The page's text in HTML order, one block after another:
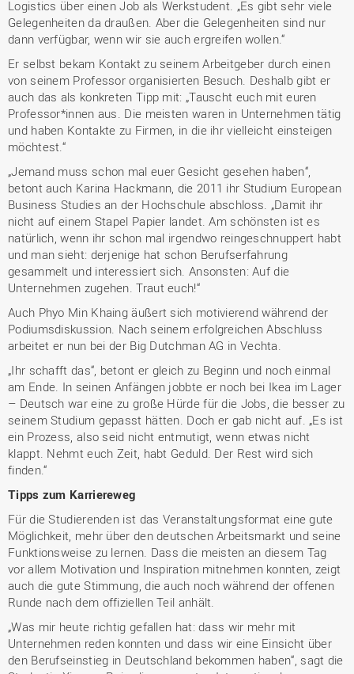
Logistics über einen Job als Werkstudent. „Es gibt sehr viele
Gelegenheiten da draußen. Aber die Gelegenheiten sind nur
dann verfügbar, wenn wir sie auch ergreifen wollen.“
Er selbst bekam Kontakt zu seinem Arbeitgeber durch einen
von seinem Professor organisierten Besuch. Deshalb gibt er
auch das als konkreten Tipp mit: „Tauscht euch mit euren
Professor*innen aus. Die meisten waren in Unternehmen tätig
und haben Kontakte zu Firmen, in die ihr vielleicht einsteigen
möchtest.“
„Jemand muss schon mal euer Gesicht gesehen haben“,
betont auch Karina Hackmann, die 2011 ihr Studium European
Business Studies an der Hochschule abschloss. „Damit ihr
nicht auf einem Stapel Papier landet. Am schönsten ist es
natürlich, wenn ihr schon mal irgendwo reingeschnuppert habt
und man sieht: derjenige hat schon Berufserfahrung
gesammelt und interessiert sich. Ansonsten: Auf die
Unternehmen zugehen. Traut euch!“
Auch Phyo Min Khaing äußert sich motivierend während der
Podiumsdiskussion. Nach seinem erfolgreichen Abschluss
arbeitet er nun bei der Big Dutchman AG in Vechta.
„Ihr schafft das“, betont er gleich zu Beginn und noch einmal
am Ende. In seinen Anfängen jobbte er noch bei Ikea im Lager
– Deutsch war eine zu große Hürde für die Jobs, die besser zu
seinem Studium gepasst hätten. Doch er gab nicht auf. „Es ist
ein Prozess, also seid nicht entmutigt, wenn etwas nicht
klappt. Nehmt euch Zeit, habt Geduld. Der Rest wird sich
finden.“
Tipps zum Karriereweg
Für die Studierenden ist das Veranstaltungsformat eine gute
Möglichkeit, mehr über den deutschen Arbeitsmarkt und seine
Funktionsweise zu lernen. Dass die meisten an diesem Tag
vor allem Motivation und Inspiration mitnehmen konnten, zeigt
auch die gute Stimmung, die auch noch während der offenen
Runde nach dem offiziellen Teil anhält.
„Was mir heute richtig gefallen hat: dass wir mehr mit
Unternehmen reden konnten und dass wir eine Einsicht über
den Berufseinstieg in Deutschland bekommen haben“, sagt die